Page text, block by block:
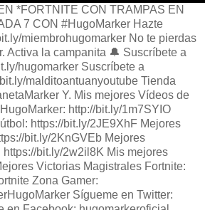
*FORTNITE CON TRAMPAS EN
7 CON #HugoMarker Hazte
miembrohugomarker No te pierdas
Activa la campanita 🔔 Suscríbete a
hugomarker Suscríbete a
malditoantuanyoutube Tienda
Y. Mis mejores Vídeos de
http://bit.ly/1m7SYIO
https://bit.ly/2JE9XhF Mejores
bit.ly/2KnGVEb Mejores
bit.ly/2w2il8K Mis mejores
Victorias Magistrales Fortnite:
Zona Gamer:
Sígueme en Twitter: